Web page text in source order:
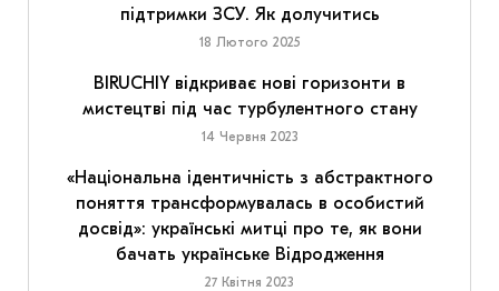
підтримки ЗСУ. Як долучитись
18 Лютого 2025
BIRUCHIY відкриває нові горизонти в
мистецтві під час турбулентного стану
14 Червня 2023
«Національна ідентичність з абстрактного
поняття трансформувалась в особистий
досвід»: українські митці про те, як вони
бачать українське Відродження
27 Квітня 2023